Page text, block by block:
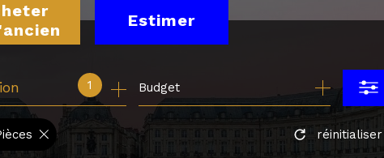
l'immo pro
Estimer
1 Budget